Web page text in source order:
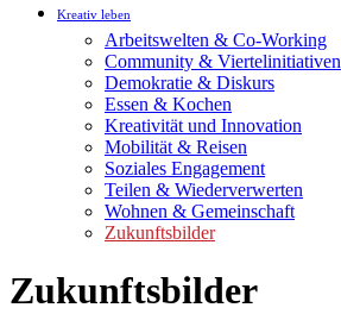
Kreativ leben
Arbeitswelten & Co-Working
Community & Viertelinitiativen
Demokratie & Diskurs
Essen & Kochen
Kreativität und Innovation
Mobilität & Reisen
Soziales Engagement
Teilen & Wiederverwerten
Wohnen & Gemeinschaft
Zukunftsbilder
Zukunftsbilder